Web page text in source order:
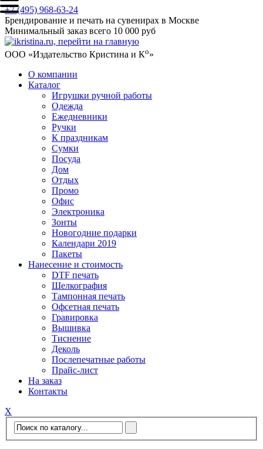
+7 (495) 968-63-24
Брендирование и печать на сувенирах в Москве
Минимальный заказ всего 10 000 руб
ООО «Издательство Кристина и Ко»
О компании
Каталог
Игрушки ручной работы
Одежда
Ежедневники
Ручки
К праздникам
Сумки
Посуда
Дом
Отдых
Промо
Офис
Электроника
Зонты
Новогодние подарки
Календари 2019
Пакеты
Нанесение и стоимость
DTF печать
Шелкография
Тампонная печать
Офсетная печать
Гравировка
Вышивка
Тиснение
Деколь
Послепечатные работы
Прайс-лист
На заказ
Контакты
Х